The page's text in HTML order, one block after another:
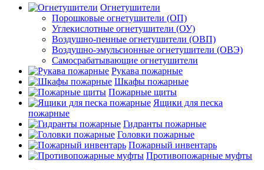
Огнетушители
Порошковые огнетушители (ОП)
Углекислотные огнетушители (ОУ)
Воздушно-пенные огнетушители (ОВП)
Воздушно-эмульсионные огнетушители (ОВЭ)
Самосрабатывающие огнетушители
Рукава пожарные
Шкафы пожарные
Пожарные щиты
Ящики для песка
пожарные
Гидранты пожарные
Головки пожарные
Пожарный инвентарь
Противопожарные муфты